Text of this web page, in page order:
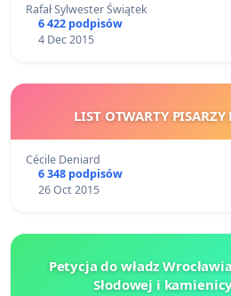
Rafał Sylwester Świątek
6 422 podpisów
4 Dec 2015
LIST OTWARTY PISARZY
Cécile Deniard
6 348 podpisów
26 Oct 2015
Petycja do władz
Słodowej i